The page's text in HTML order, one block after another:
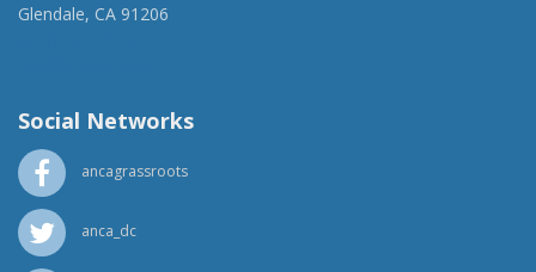
Glendale, CA 91206
Social Networks
ancagrassroots
anca_dc